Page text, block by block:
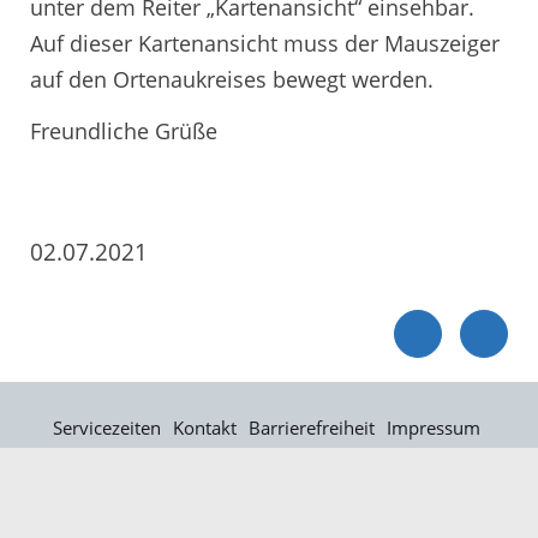
unter dem Reiter „Kartenansicht“ einsehbar.
Auf dieser Kartenansicht muss der Mauszeiger
auf den Ortenaukreises bewegt werden.
Freundliche Grüße
02.07.2021
Servicezeiten Kontakt Barrierefreiheit Impressum